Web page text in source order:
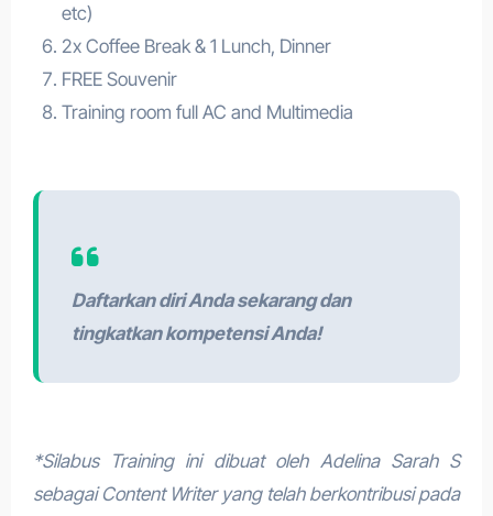
etc)
2x Coffee Break & 1 Lunch, Dinner
FREE Souvenir
Training room full AC and Multimedia
Daftarkan diri Anda sekarang dan
tingkatkan kompetensi Anda!
*Silabus Training ini dibuat oleh Adelina Sarah S
sebagai Content Writer yang telah berkontribusi pada